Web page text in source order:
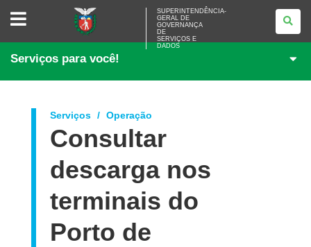
SUPERINTENDÊNCIA-
<BR>GOVERNANÇA
SERVIÇOS
DADOS
SUPERINTENDÊNCIA-
GERAL DE
GOVERNANÇA
DE
SERVIÇOS E
DADOS
Serviços para você!
Serviços Operação
Consultar
descarga nos
terminais do
Porto de